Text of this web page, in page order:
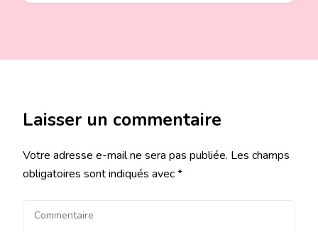
Laisser un commentaire
Votre adresse e-mail ne sera pas publiée. Les champs
obligatoires sont indiqués avec*